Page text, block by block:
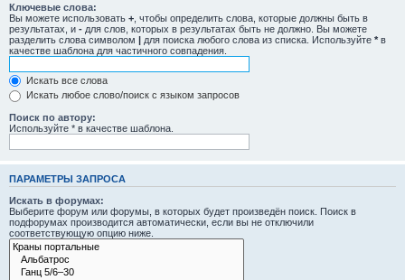
Ключевые слова:
Вы можете использовать + , чтобы определить слова, которые должны быть в
результатах, и - для слов, которых в результатах быть не должно. Вы можете
разделить слова символом | для поиска любого слова из списка. Используйте * в
качестве шаблона для частичного совпадения.
Искать все слова
Искать любое слово/поиск с языком запросов
Поиск по автору:
Используйте * в качестве шаблона.
ПАРАМЕТРЫ ЗАПРОСА
Искать в форумах:
Выберите форум или форумы, в которых будет произведён поиск. Поиск в
подфорумах производится автоматически, если вы не отключили
соответствующую опцию ниже.